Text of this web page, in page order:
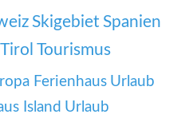
Skigebiet Spanien
Tirol Tourismus
Ferienhaus Urlaub
Island Urlaub